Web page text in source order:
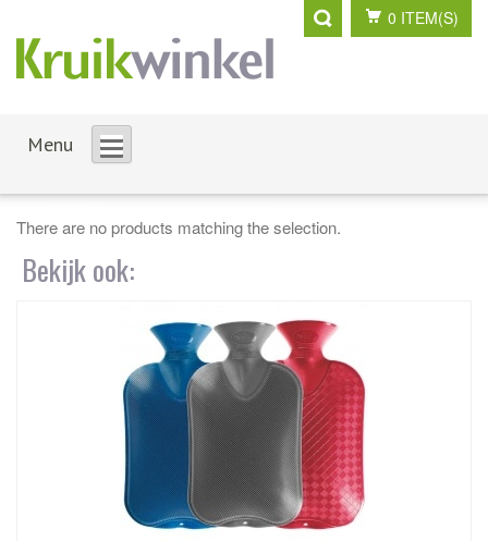
Menu
0 ITEM(S)
There are no products matching the selection.
Bekijk ook: